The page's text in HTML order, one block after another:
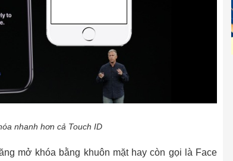
nhanh hơn cả Touch ID
mở khóa bằng khuôn mặt hay còn gọi là Face